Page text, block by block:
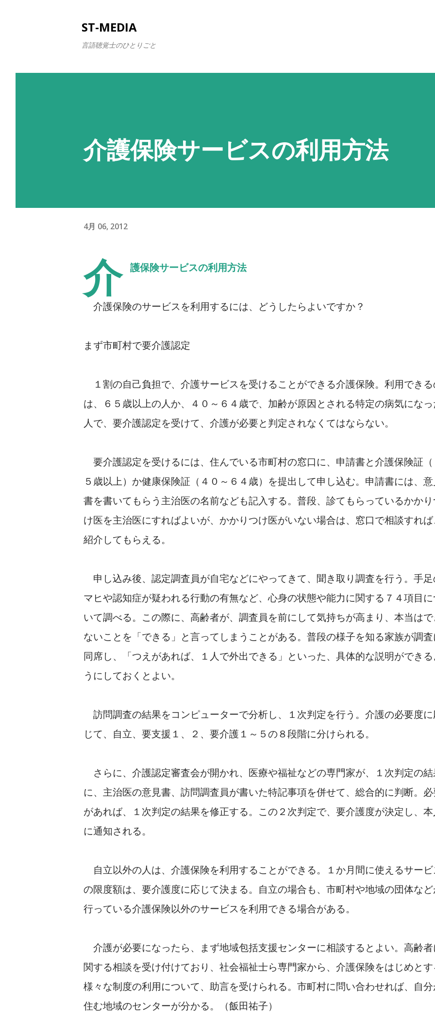
ST-MEDIA
言語聴覚士のひとりごと
介護保険サービスの利用方法
4月 06, 2012
介 護保険サービスの利用方法
介護保険のサービスを利用するには、どうしたらよいですか？
まず市町村で要介護認定
１割の自己負担で、介護サービスを受けることができる介護保険。利用でき
は、６５歳以上の人か、４０～６４歳で、加齢が原因とされる特定の病気にな
人で、要介護認定を受けて、介護が必要と判定されなくてはならない。
要介護認定を受けるには、住んでいる市町村の窓口に、申請書と介護保険証
５歳以上）か健康保険証（４０～６４歳）を提出して申し込む。申請書には、
書を書いてもらう主治医の名前なども記入する。普段、診てもらっているかか
け医を主治医にすればよいが、かかりつけ医がいない場合は、窓口で相談すれ
紹介してもらえる。
申し込み後、認定調査員が自宅などにやってきて、聞き取り調査を行う。手
マヒや認知症が疑われる行動の有無など、心身の状態や能力に関する７４項目
いて調べる。この際に、高齢者が、調査員を前にして気持ちが高まり、本当は
ないことを「できる」と言ってしまうことがある。普段の様子を知る家族が調
同席し、「つえがあれば、１人で外出できる」といった、具体的な説明ができ
うにしておくとよい。
訪問調査の結果をコンピューターで分析し、１次判定を行う。介護の必要度
じて、自立、要支援１、２、要介護１～５の８段階に分けられる。
さらに、介護認定審査会が開かれ、医療や福祉などの専門家が、１次判定の
に、主治医の意見書、訪問調査員が書いた特記事項を併せて、総合的に判断。
があれば、１次判定の結果を修正する。この２次判定で、要介護度が決定し、
に通知される。
自立以外の人は、介護保険を利用することができる。１か月間に使えるサー
の限度額は、要介護度に応じて決まる。自立の場合も、市町村や地域の団体な
行っている介護保険以外のサービスを利用できる場合がある。
介護が必要になったら、まず地域包括支援センターに相談するとよい。高齢
関する相談を受け付けており、社会福祉士ら専門家から、介護保険をはじめと
様々な制度の利用について、助言を受けられる。市町村に問い合わせれば、自
住む地域のセンターが分かる。（飯田祐子）